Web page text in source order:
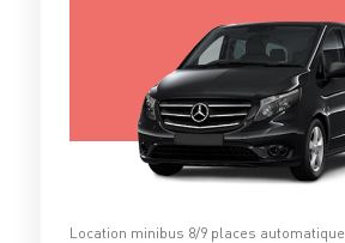
Location minibus 8/9 places automatique